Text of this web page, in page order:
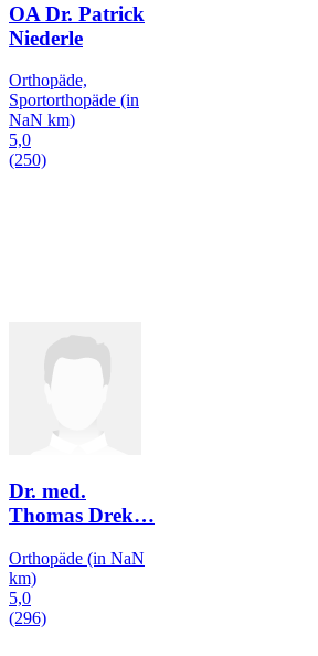
OA Dr. Patrick
Niederle
Orthopäde,
Sportorthopäde (in
NaN km)
5,0
(250)
Dr. med.
Thomas Drek…
Orthopäde (in NaN
km)
5,0
(296)